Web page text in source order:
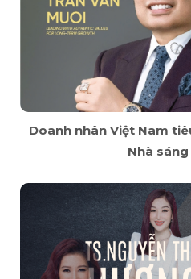
Doanh nhân Việt Nam
Nhà sáng